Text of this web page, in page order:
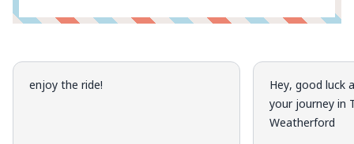
คอมเมนต์จากผู้บริจาค
enjoy the ride!
Hey, good luck
your journey in
Weatherford